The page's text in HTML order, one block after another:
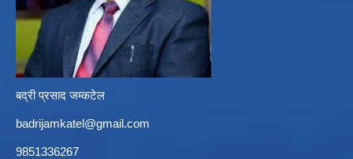
बद्री प्रसाद जम्कटेल
badrijamkatel@gmail.com
9851336267